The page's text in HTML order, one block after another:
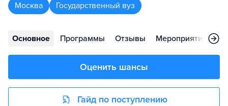
Москва Государственный вуз
Основное Программы Отзывы Мероприятия
Оценить шансы
Гайд по поступлению